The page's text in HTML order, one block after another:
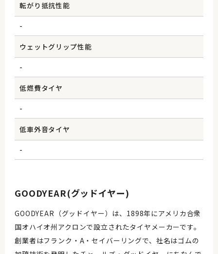
転がり抵抗性能
-
ウェットグリップ性能
-
低燃費タイヤ
-
低車外音タイヤ
-
GOODYEAR(グッドイヤー)
GOODYEAR（グッドイヤー）は、1898年にアメリカ合衆
国オハイオ州アクロンで設立されたタイヤメーカーです。
創業者はフランク・A・セイバーリングで、社名はゴムの